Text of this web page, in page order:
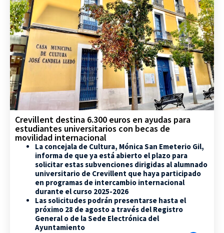
Crevillent destina 6.300 euros en ayudas para
estudiantes universitarios con becas de
movilidad internacional
La concejala de Cultura, Mónica San Emeterio Gil,
informa de que ya está abierto el plazo para
solicitar estas subvenciones dirigidas al alumnado
universitario de Crevillent que haya participado
en programas de intercambio internacional
durante el curso 2025-2026
Las solicitudes podrán presentarse hasta el
próximo 28 de agosto a través del Registro
General o de la Sede Electrónica del
Ayuntamiento